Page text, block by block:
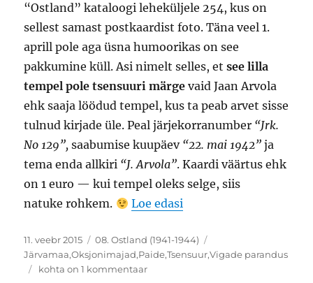
“Ostland” kataloogi leheküljele 254, kus on
sellest samast postkaardist foto. Täna veel 1.
aprill pole aga üsna humoorikas on see
pakkumine küll. Asi nimelt selles, etsee lilla
tempel pole tsensuuri märge vaid Jaan Arvola
ehk saaja löödud tempel, kus ta peab arvet sisse
tulnud kirjade üle. Peal järjekorranumber “Jrk.
No 129”,saabumise kuupäev “22. mai 1942” ja
tema enda allkiri “J. Arvola”. Kaardi väärtus ehk
on 1 euro — kui tempel oleks selge, siis
natuke rohkem.
Loe edasi“Paide “haruldane
Postitatud
11. veebr 2015 Rubriigid
08. Ostland (1941-1944)
Järvamaa,Oksjonimajad,Paide,Tsensuur,Vigade parandus
Paide
kohta on 1 kommentaar